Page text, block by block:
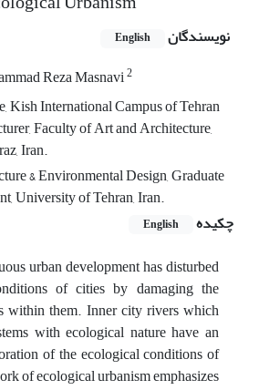
نویسندگان English
Reza Masnavi2
Kish International Campus of Tehran
Faculty of Art and Architecture,
Iran.
& Environmental Design, Graduate
University of Tehran, Iran.
چکیده
English
urban development has disturbed
of cities by damaging the
within them. Inner city rivers which
with ecological nature have an
of the ecological conditions of
of ecological urbanism emphasizes